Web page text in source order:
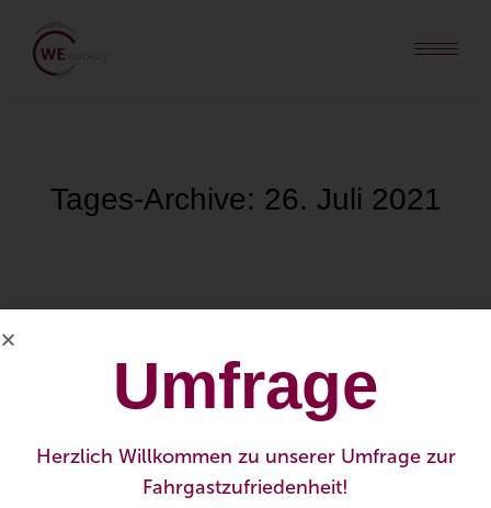
Tages-Archive: 26. Juli 2021
Umfrage
Herzlich Willkommen zu unserer Umfrage zur
Fahrgastzufriedenheit!